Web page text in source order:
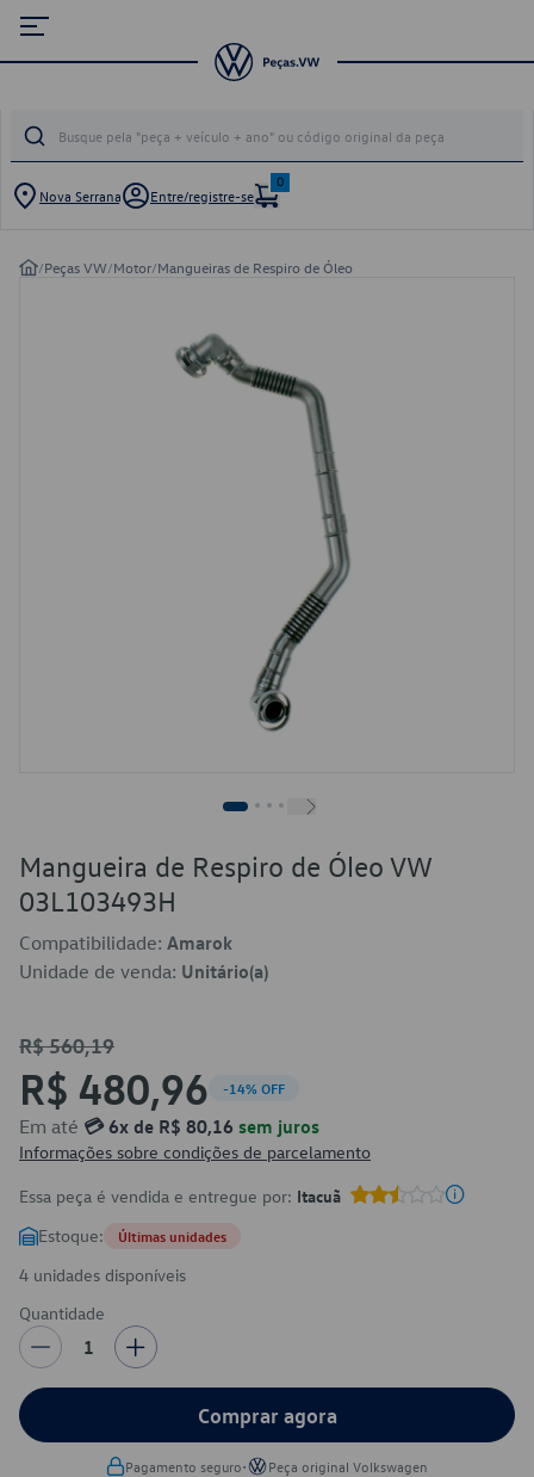
Nova Serrana Entre/registre-se
0
/Peças VW/Motor/Mangueiras de Respiro de Óleo
Mangueira de Respiro de Óleo VW
03L103493H
Compatibilidade: Amarok
Unidade de venda: Unitário(a)
R$ 560,19
R$ 480,96 -14% OFF
Em até 💳 6x de R$ 80,16 sem juros
Informações sobre condições de parcelamento
Essa peça é vendida e entregue por: Itacuã
Estoque: Últimas unidades
4 unidades disponíveis
Quantidade
1
Comprar agora
Pagamento seguro• Peça original Volkswagen